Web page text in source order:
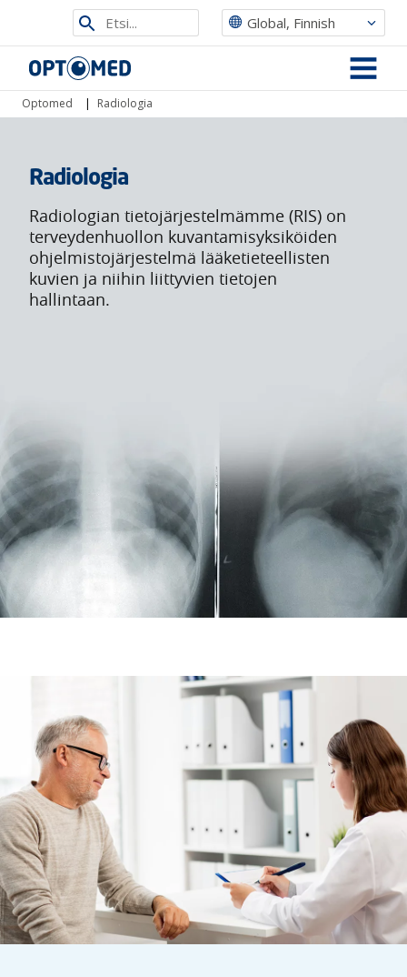
Etsi
sivustolta
Global, Finnish
Optomed MENU
Optomed | Radiologia
Radiologia
Radiologian tietojärjestelmämme (RIS) on
terveydenhuollon kuvantamisyksiköiden
ohjelmistojärjestelmä lääketieteellisten
kuvien ja niihin liittyvien tietojen
hallintaan.